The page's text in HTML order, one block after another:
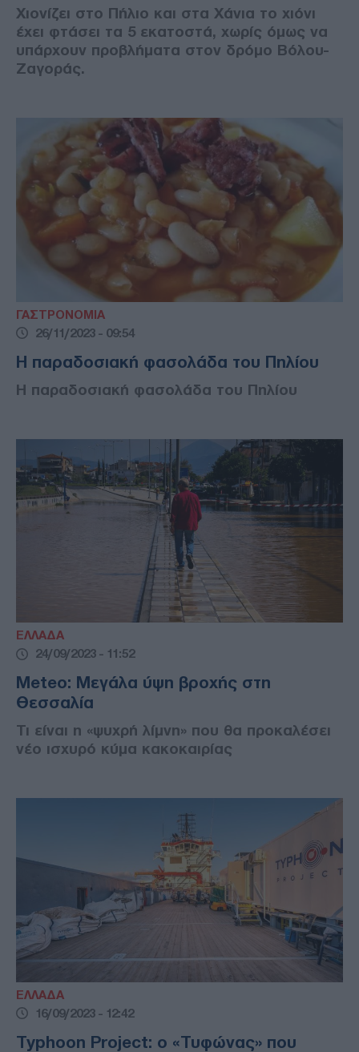
Χιονίζει στο Πήλιο και στα Χάνια το χιόνι
έχει φτάσει τα 5 εκατοστά, χωρίς όμως να
υπάρχουν προβλήματα στον δρόμο Βόλου-
Ζαγοράς.
ΓΑΣΤΡΟΝΟΜΙΑ
26/11/2023 - 09:54
Η παραδοσιακή φασολάδα του Πηλίου
Η παραδοσιακή φασολάδα του Πηλίου
ΕΛΛΑΔΑ
24/09/2023 - 11:52
Meteo: Μεγάλα ύψη βροχής στη
Θεσσαλία
Τι είναι η «ψυχρή λίμνη» που θα προκαλέσει
νέο ισχυρό κύμα κακοκαιρίας
ΕΛΛΑΔΑ
16/09/2023 - 12:42
Typhoon Project: ο «Τυφώνας» που